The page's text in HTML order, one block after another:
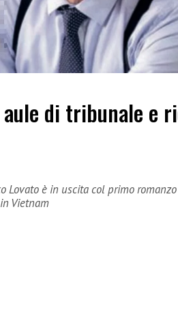
di tribunale e
Lovato è in uscita col primo
Vietnam